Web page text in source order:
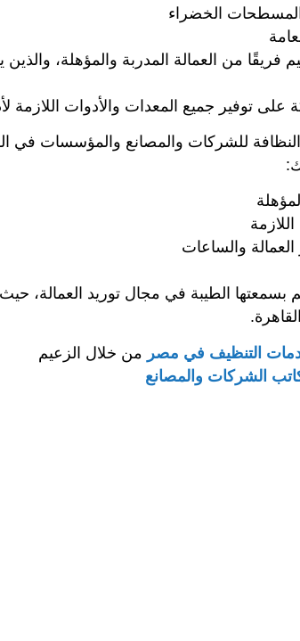
الخضراء
من العمالة المدربة والمؤهلة، والذين
توفير جميع المعدات والأدوات اللازمة
النظافة للشركات والمصانع والمؤسسات في
العمالة والساعات
بسمعتها الطيبة في مجال توريد العمالة،
التنظيف في مصر من خلال الزعيم
الشركات والمصانع